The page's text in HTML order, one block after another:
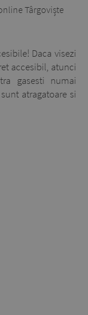
Târgoviște
Daca visezi
accesibil, atunci
gasesti numai
atragatoare si